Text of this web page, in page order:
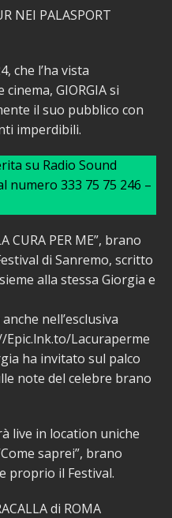
NEI PALASPORT
che l’ha vista
GIORGIA si
il suo pubblico con
imperdibili.
su Radio Sound
numero 333 75 75 246 –
CURA PER ME”, brano
di Sanremo, scritto
alla stessa Giorgia e
nell’esclusiva
Lacuraperme
ha invitato sul palco
note del celebre brano
live in location uniche
saprei”, brano
proprio il Festival.
di ROMA